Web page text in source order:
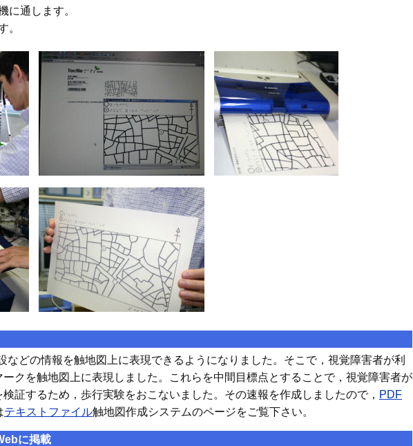
に通します。
。
などの情報を触地図上に表現できるようになりました。そこで，視覚障害者が利
クを触地図上に表現しました。これらを中間目標点とすることで，視覚障害者が
証するため，歩行実験をおこないました。その速報を作成しましたので， PDF
テキストファイル触地図作成システムのページをご覧下さい。
に掲載